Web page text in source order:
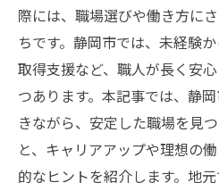
際には、職場選びや働き方に
ちです。静岡市では、未経験
取得支援など、職人が長く安
つあります。本記事では、静
きながら、安定した職場を見
と、キャリアアップや理想の
的なヒントを紹介します。地